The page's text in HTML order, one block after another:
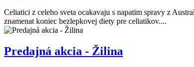
Celiatici z celeho sveta ocakavaju s napatim spravy z
znamenat koniec bezlepkovej diety pre celiatikov....
Predajná akcia - Žilina